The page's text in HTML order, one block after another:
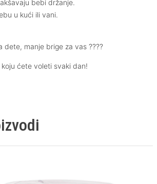
bebi držanje.
u kući ili vani.
dete, manje brige za vas ????
ćete voleti svaki dan!